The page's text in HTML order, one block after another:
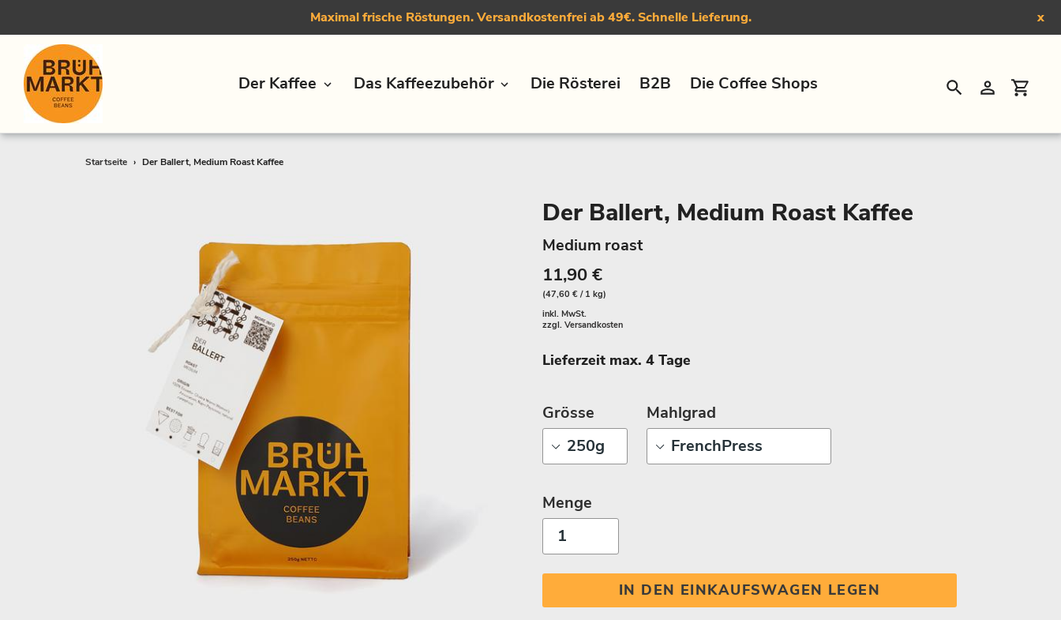
Maximal frische Röstungen. Versandkostenfrei ab 49€. Schnelle Lieferung. x
Der Kaffee Das Kaffeezubehör Die Rösterei B2B Die Coffee Shops
SuchenEinloggen
Startseite › Der Ballert, Medium Roast Kaffee
Der Ballert, Medium Roast Kaffee
Medium roast
11,90 €
(47,60 € / 1 kg)
inkl. MwSt.
zzgl. Versandkosten
Lieferzeit max. 4 Tage
Grösse Mahlgrad
Menge
IN DEN EINKAUFSWAGEN LEGEN